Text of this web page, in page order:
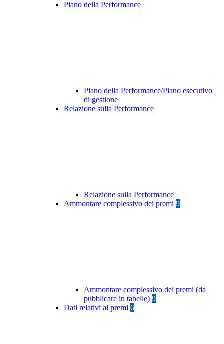
Piano della Performance
Piano della Performance/Piano esecutivo
di gestione
Relazione sulla Performance
Relazione sulla Performance
Ammontare complessivo dei premi 9
Ammontare complessivo dei premi (da
pubblicare in tabelle) 9
Dati relativi ai premi 6